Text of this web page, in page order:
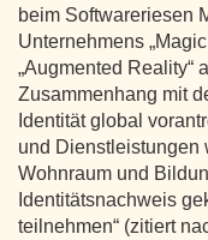
beim Softwareriesen
Unternehmens
„Augmented Reality“
Zusammenhang mit
Identität global
und Dienstleistungen
Wohnraum und
Identitätsnachweis
teilnehmen“ (zitiert